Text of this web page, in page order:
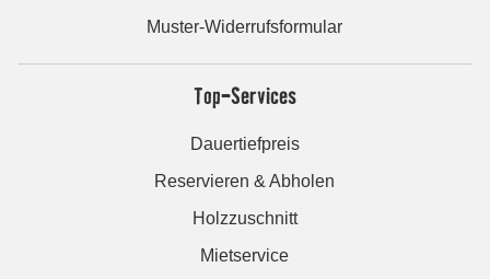
Muster-Widerrufsformular
Top-Services
Dauertiefpreis
Reservieren & Abholen
Holzzuschnitt
Mietservice